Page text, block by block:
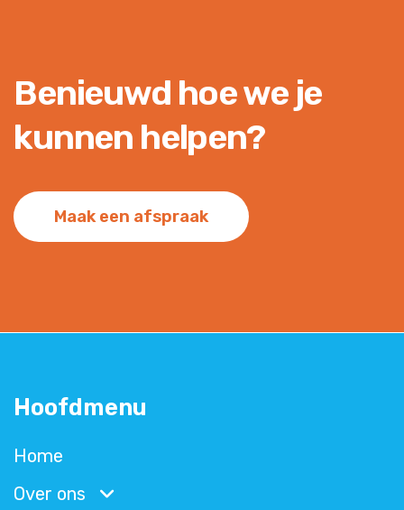
Benieuwd hoe we je
kunnen helpen?
Maak een afspraak
Hoofdmenu
Home
Over ons